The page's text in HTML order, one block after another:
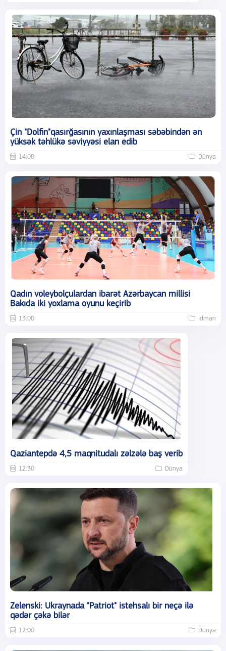
Çin "Dolfin"qasırğasının yaxınlaşması səbəbindən ən
yüksək təhlükə səviyyəsi elan edib
14:00 Dünya
Qadın voleybolçulardan ibarət Azərbaycan millisi
Bakıda iki yoxlama oyunu keçirib
13:00 İdman
Qaziantepdə 4,5 maqnitudalı zəlzələ baş verib
12:30 Dünya
Zelenski: Ukraynada "Patriot" istehsalı bir neçə ilə
qədər çəkə bilər
12:00 Dünya